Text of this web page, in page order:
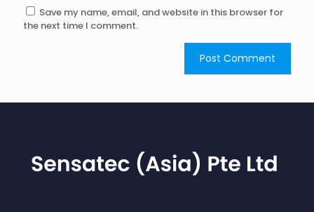
Save my name, email, and website in this browser for
the next time I comment.